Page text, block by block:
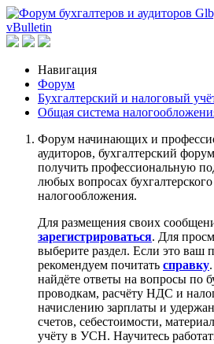
Навигация
Форум
Бухгалтерский и налоговый
Общая система
Форум начинающих и
аудиторов, бухгалтерский
получить профессиональную
любых вопросах бухгалтерского
налогообложения.
Для размещения своих
зарегистрироваться. Для
выберите раздел. Если это ваш
рекомендуем почитать справку
найдёте ответы на вопросы по
проводкам, расчёту НДС и
начислению зарплаты и
счетов, себестоимости,
учёту в УСН. Научитесь